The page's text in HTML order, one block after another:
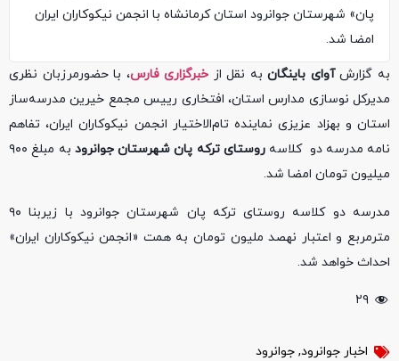
پان» شهرستان جوانرود استان کرمانشاه با انجمن نیکوکاران ایران
امضا شد.
به گزارشآوای باینگانبه نقل از خبرگزاری فارس، با حضورمرزبان نظری
مدیرکل نوسازی مدارس استان، افتخاری رییس مجمع خیرین مدرسه‌ساز
استان و بهزاد عزیزی نماینده تام‌الاختیار انجمن نیکوکاران ایران، تفاهم
نامه مدرسه دو کلاسهروستای ترکه پان شهرستان جوانرود
به مبلغ ۹۰۰
میلیون تومان امضا شد.
مدرسه دو کلاسه روستای ترکه پان شهرستان جوانرود با زیربنا ۹۰
مترمربع و اعتبار نهصد ملیون تومان به همت «انجمن نیکوکاران ایران»
احداث خواهد شد.
۲۹
اخبار جوانرود, جوانرود